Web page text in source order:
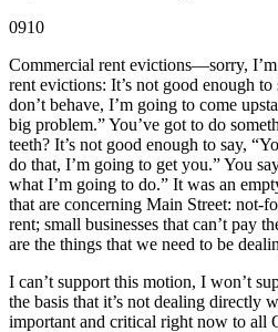
0910
Commercial rent evictions—sorry,
rent evictions: It’s not good enough
don’t behave, I’m going to come
big problem.” You’ve got to do
teeth? It’s not good enough to say,
do that, I’m going to get you.” You
what I’m going to do.” It was an
that are concerning Main Street: not-
rent; small businesses that can’t pay
are the things that we need to be
I can’t support this motion, I won’t
the basis that it’s not dealing directly
important and critical right now to all